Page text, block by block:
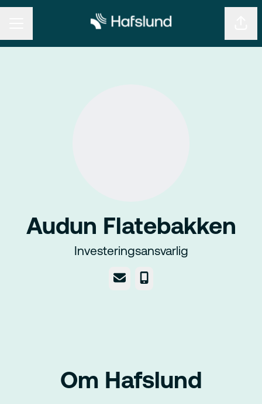
Audun Flatebakken
Investeringsansvarlig
E-post Telefonnummer
Om Hafslund